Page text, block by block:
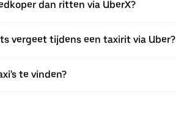
dan ritten via UberX?
vergeet tijdens een taxirit via Uber?
te vinden?